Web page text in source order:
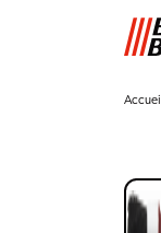
Accueil